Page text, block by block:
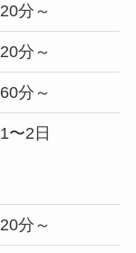
20分～
20分～
60分～
1〜2日
20分～